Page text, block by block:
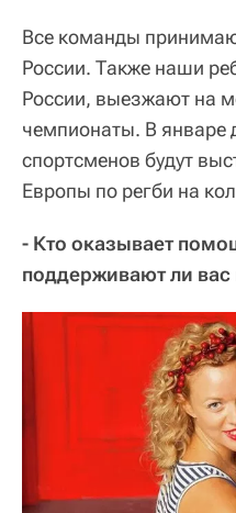
Все команды
России. Также наши
России, выезжают на
чемпионаты. В январе
спортсменов будут
Европы по регби на
- Кто оказывает
поддерживают ли вас